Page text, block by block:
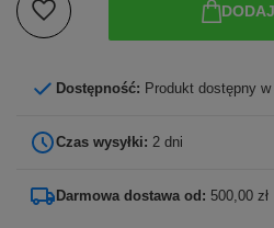
Dostępność: Produkt dostępny
Czas wysyłki: 2 dni
Darmowa dostawa od: 500,00 zł